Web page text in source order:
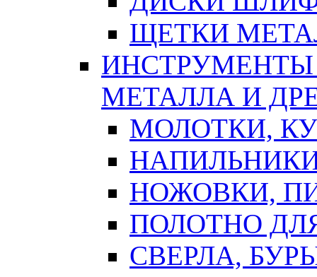
ЩЕТКИ
ИНСТРУМЕНТЫ
МЕТАЛЛА И
МОЛОТКИ,
НОЖОВКИ,
ПОЛОТНО
СВЕРЛА,